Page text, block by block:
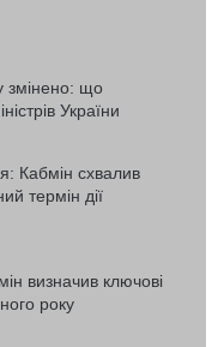
змінено: що
України
Кабмін схвалив
термін дії
визначив ключові
року